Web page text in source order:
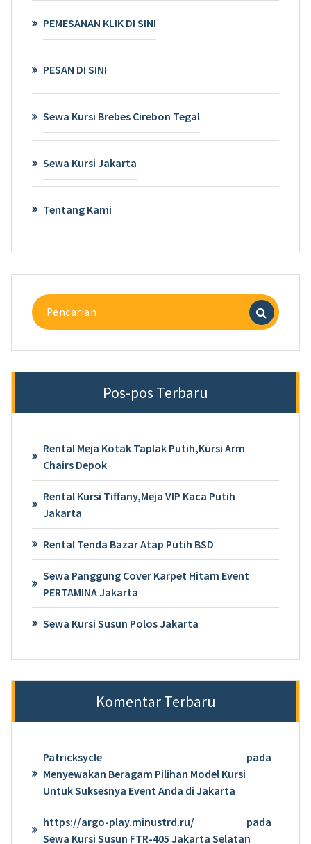
PEMESANAN KLIK DI SINI
PESAN DI SINI
Sewa Kursi Brebes Cirebon Tegal
Sewa Kursi Jakarta
Tentang Kami
Pencarian
untuk:
Pos-pos Terbaru
Rental Meja Kotak Taplak Putih,Kursi Arm
Chairs Depok
Rental Kursi Tiffany,Meja VIP Kaca Putih
Jakarta
Rental Tenda Bazar Atap Putih BSD
Sewa Panggung Cover Karpet Hitam Event
PERTAMINA Jakarta
Sewa Kursi Susun Polos Jakarta
Komentar Terbaru
Patricksycle
pada
Menyewakan Beragam Pilihan Model Kursi
Untuk Suksesnya Event Anda di Jakarta
https://argo-play.minustrd.ru/
pada
Sewa Kursi Susun FTR-405 Jakarta Selatan